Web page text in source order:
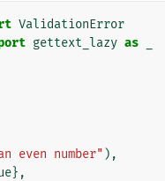
ValidationError
gettext_lazy as
even number" ),
},